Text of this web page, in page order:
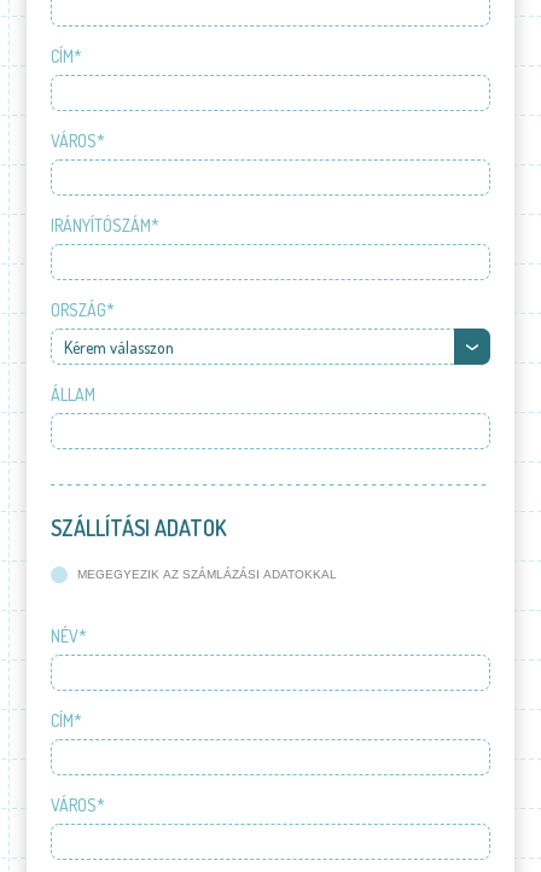
CÍM*
VÁROS*
IRÁNYÍTÓSZÁM*
ORSZÁG*
Kérem válasszon
ÁLLAM
SZÁLLÍTÁSI ADATOK
MEGEGYEZIK AZ SZÁMLÁZÁSI ADATOKKAL
NÉV*
CÍM*
VÁROS*